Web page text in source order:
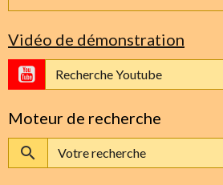
Vidéo de démonstration
Moteur de recherche